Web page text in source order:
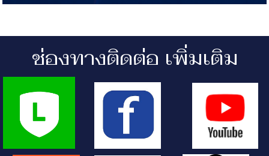
ช่องทางติดต่อ เพิ่มเติม